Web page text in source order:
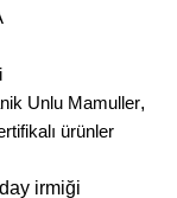
Unlu Mamuller,
ürünler
irmiği